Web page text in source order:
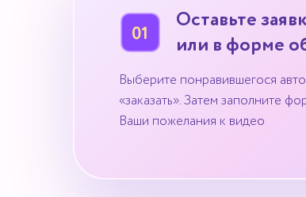
Выберите понравившегося
«заказать». Затем заполните
Ваши пожелания к видео
Оставьте
или в форме